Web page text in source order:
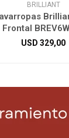
BRILLIANT
Frontal
USD 329,00